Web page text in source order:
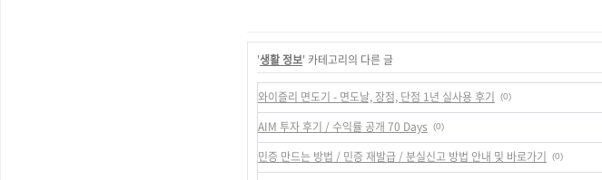
'생활 정보' 카테고리의 다른 글
와이즐리 면도기 - 면도날, 장점, 단점 1년 실사용 후기 (0)
AIM 투자 후기 / 수익률 공개 70 Days (0)
민증 만드는 방법 / 민증 재발급 / 분실신고 방법 안내 및 바로가기 (0)